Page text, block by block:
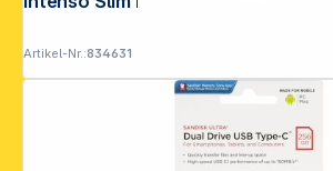
Artikel-Nr.:834631